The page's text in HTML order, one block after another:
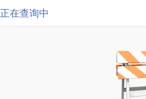
正在查询中